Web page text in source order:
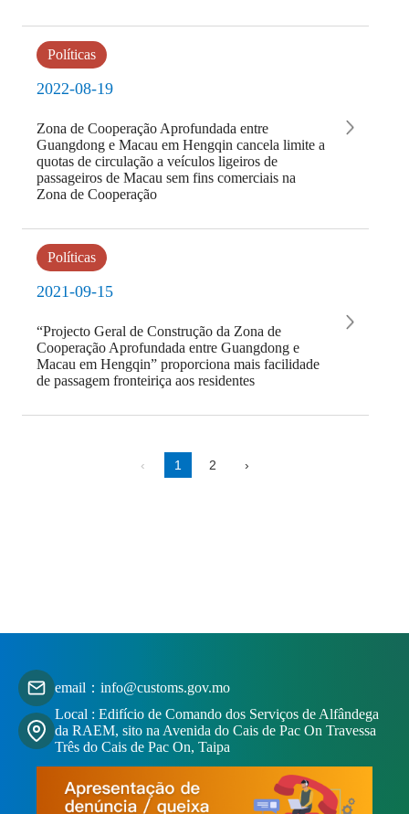
Políticas
2022-08-19
Zona de Cooperação Aprofundada entre
Guangdong e Macau em Hengqin cancela limite a
quotas de circulação a veículos ligeiros de
passageiros de Macau sem fins comerciais na
Zona de Cooperação
Políticas
2021-09-15
“Projecto Geral de Construção da Zona de
Cooperação Aprofundada entre Guangdong e
Macau em Hengqin” proporciona mais facilidade
de passagem fronteiriça aos residentes
‹ 1 2 ›
email：info@customs.gov.mo
Local : Edifício de Comando dos Serviços de Alfândega
da RAEM, sito na Avenida do Cais de Pac On Travessa
Três do Cais de Pac On, Taipa